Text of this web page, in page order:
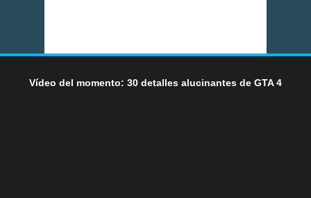
Vídeo del momento: 30 detalles alucinantes de GTA 4